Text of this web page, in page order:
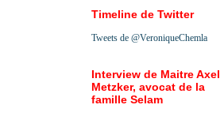
Timeline de Twitter
Tweets de @VeroniqueChemla
Interview de Maitre Axel
Metzker, avocat de la
famille Selam